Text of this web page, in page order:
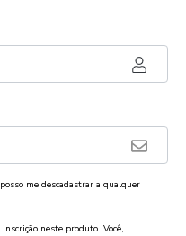
me descadastrar a qualquer
neste produto. Você,